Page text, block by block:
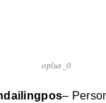
oplus_0
–